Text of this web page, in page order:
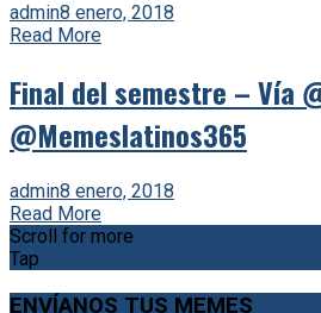
admin8 enero, 2018
Read More
Final del semestre – Vía
@Memeslatinos365
admin8 enero, 2018
Read More
Scroll for more
Tap
ENVÍANOS TUS MEMES